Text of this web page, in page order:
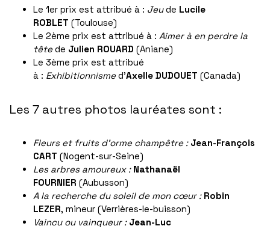
Le 1er prix est attribué à : Jeude Lucile
ROBLET (Toulouse)
Le 2ème prix est attribué à : Aimer à en perdre la
têtede Julien ROUARD (Aniane)
Le 3ème prix est attribué
à : Exhibitionnismed’Axelle DUDOUET (Canada)
Les 7 autres photos lauréates sont :
Fleurs et fruits d’orme champêtre : Jean-François
CART (Nogent-sur-Seine)
Les arbres amoureux : Nathanaël
FOURNIER (Aubusson)
A la recherche du soleil de mon cœur : Robin
LEZER, mineur (Verrières-le-buisson)
Vaincu ou vainqueur : Jean-Luc